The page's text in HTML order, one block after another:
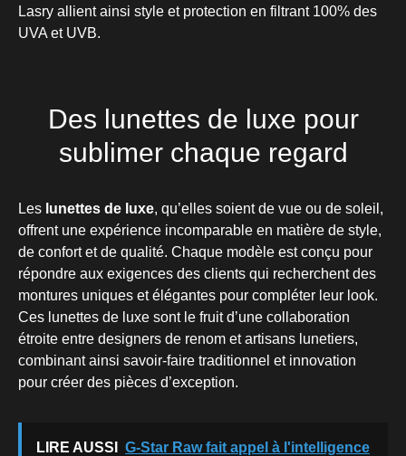
Lasry allient ainsi style et protection en filtrant 100% des
UVA et UVB.
Des lunettes de luxe pour
sublimer chaque regard
Les lunettes de luxe, qu’elles soient de vue ou de soleil,
offrent une expérience incomparable en matière de style,
de confort et de qualité. Chaque modèle est conçu pour
répondre aux exigences des clients qui recherchent des
montures uniques et élégantes pour compléter leur look.
Ces lunettes de luxe sont le fruit d’une collaboration
étroite entre designers de renom et artisans lunetiers,
combinant ainsi savoir-faire traditionnel et innovation
pour créer des pièces d’exception.
LIRE AUSSI
G-Star Raw fait appel à l'intelligence